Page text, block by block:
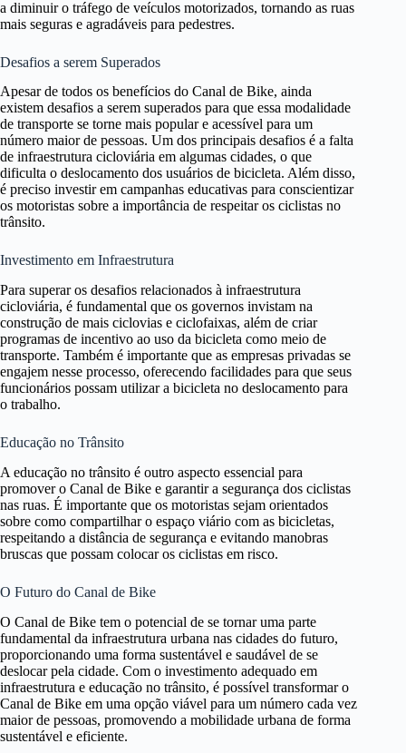
a diminuir o tráfego de veículos motorizados, tornando as ruas
mais seguras e agradáveis para pedestres.
Desafios a serem Superados
Apesar de todos os benefícios do Canal de Bike, ainda
existem desafios a serem superados para que essa modalidade
de transporte se torne mais popular e acessível para um
número maior de pessoas. Um dos principais desafios é a falta
de infraestrutura cicloviária em algumas cidades, o que
dificulta o deslocamento dos usuários de bicicleta. Além disso,
é preciso investir em campanhas educativas para conscientizar
os motoristas sobre a importância de respeitar os ciclistas no
trânsito.
Investimento em Infraestrutura
Para superar os desafios relacionados à infraestrutura
cicloviária, é fundamental que os governos invistam na
construção de mais ciclovias e ciclofaixas, além de criar
programas de incentivo ao uso da bicicleta como meio de
transporte. Também é importante que as empresas privadas se
engajem nesse processo, oferecendo facilidades para que seus
funcionários possam utilizar a bicicleta no deslocamento para
o trabalho.
Educação no Trânsito
A educação no trânsito é outro aspecto essencial para
promover o Canal de Bike e garantir a segurança dos ciclistas
nas ruas. É importante que os motoristas sejam orientados
sobre como compartilhar o espaço viário com as bicicletas,
respeitando a distância de segurança e evitando manobras
bruscas que possam colocar os ciclistas em risco.
O Futuro do Canal de Bike
O Canal de Bike tem o potencial de se tornar uma parte
fundamental da infraestrutura urbana nas cidades do futuro,
proporcionando uma forma sustentável e saudável de se
deslocar pela cidade. Com o investimento adequado em
infraestrutura e educação no trânsito, é possível transformar o
Canal de Bike em uma opção viável para um número cada vez
maior de pessoas, promovendo a mobilidade urbana de forma
sustentável e eficiente.